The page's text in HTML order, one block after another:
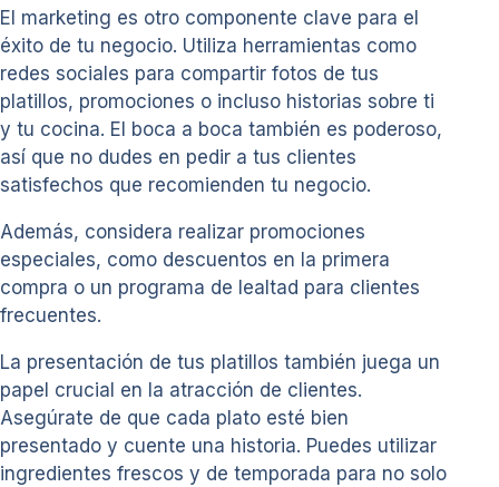
El marketing es otro componente clave para el
éxito de tu negocio. Utiliza herramientas como
redes sociales para compartir fotos de tus
platillos, promociones o incluso historias sobre ti
y tu cocina. El boca a boca también es poderoso,
así que no dudes en pedir a tus clientes
satisfechos que recomienden tu negocio.
Además, considera realizar promociones
especiales, como descuentos en la primera
compra o un programa de lealtad para clientes
frecuentes.
La presentación de tus platillos también juega un
papel crucial en la atracción de clientes.
Asegúrate de que cada plato esté bien
presentado y cuente una historia. Puedes utilizar
ingredientes frescos y de temporada para no solo